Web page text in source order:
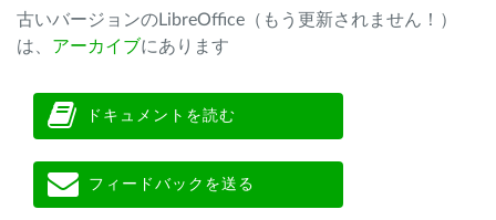
古いバージョンのLibreOffice（もう更新されません！）
は、 アーカイブにあります
ドキュメントを読む
フィードバックを送る